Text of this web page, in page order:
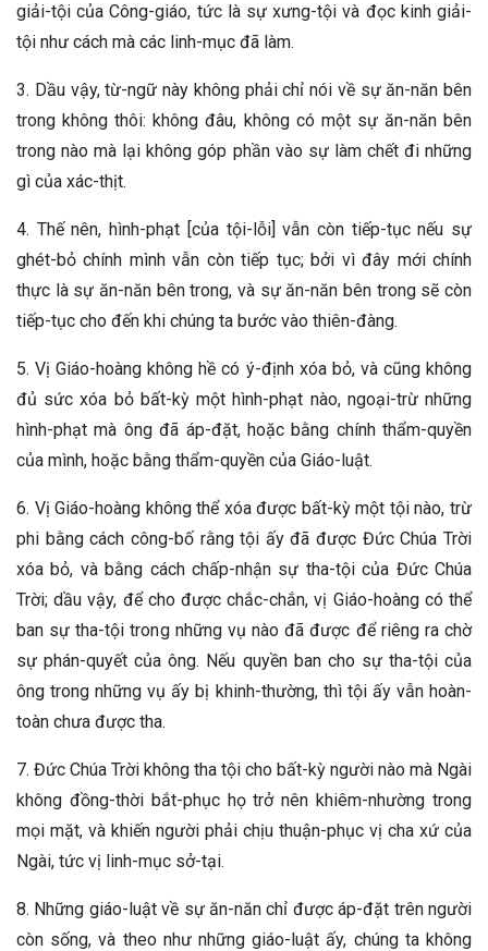
giải-tội của Công-giáo, tức là sự xưng-tội và đọc kinh giải-
tội như cách mà các linh-mục đã làm.
3. Dầu vậy, từ-ngữ này không phải chỉ nói về sự ăn-năn bên
trong không thôi: không đâu, không có một sự ăn-năn bên
trong nào mà lại không góp phần vào sự làm chết đi những
gì của xác-thịt.
4. Thế nên, hình-phạt [của tội-lỗi] vẫn còn tiếp-tục nếu sự
ghét-bỏ chính mình vẫn còn tiếp tục; bởi vì đây mới chính
thực là sự ăn-năn bên trong, và sự ăn-năn bên trong sẽ còn
tiếp-tục cho đến khi chúng ta bước vào thiên-đàng.
5. Vị Giáo-hoàng không hề có ý-định xóa bỏ, và cũng không
đủ sức xóa bỏ bất-kỳ một hình-phạt nào, ngoại-trừ những
hình-phạt mà ông đã áp-đặt, hoặc bằng chính thẩm-quyền
của mình, hoặc bằng thẩm-quyền của Giáo-luật.
6. Vị Giáo-hoàng không thể xóa được bất-kỳ một tội nào, trừ
phi bằng cách công-bố rằng tội ấy đã được Đức Chúa Trời
xóa bỏ, và bằng cách chấp-nhận sự tha-tội của Đức Chúa
Trời; dầu vậy, để cho được chắc-chắn, vị Giáo-hoàng có thể
ban sự tha-tội trong những vụ nào đã được để riêng ra chờ
sự phán-quyết của ông. Nếu quyền ban cho sự tha-tội của
ông trong những vụ ấy bị khinh-thường, thì tội ấy vẫn hoàn-
toàn chưa được tha.
7. Đức Chúa Trời không tha tội cho bất-kỳ người nào mà Ngài
không đồng-thời bắt-phục họ trở nên khiêm-nhường trong
mọi mặt, và khiến người phải chịu thuận-phục vị cha xứ của
Ngài, tức vị linh-mục sở-tại.
8. Những giáo-luật về sự ăn-năn chỉ được áp-đặt trên người
còn sống, và theo như những giáo-luật ấy, chúng ta không